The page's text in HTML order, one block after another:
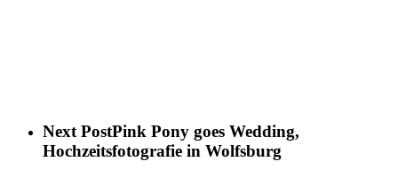
Next PostPink Pony goes Wedding,
Hochzeitsfotografie in Wolfsburg